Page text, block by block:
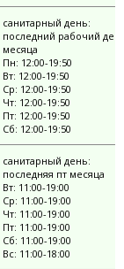
санитарный день:
последний рабочий
месяца
Пн: 12:00-19:50
Вт: 12:00-19:50
Ср: 12:00-19:50
Чт: 12:00-19:50
Пт: 12:00-19:50
Сб: 12:00-19:50
санитарный день:
последняя пт месяца
Вт: 11:00-19:00
Ср: 11:00-19:00
Чт: 11:00-19:00
Пт: 11:00-19:00
Сб: 11:00-19:00
Вс: 11:00-18:00